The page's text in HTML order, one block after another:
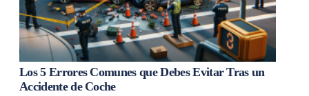
Los 5 Errores Comunes que Debes Evitar Tras un
Accidente de Coche